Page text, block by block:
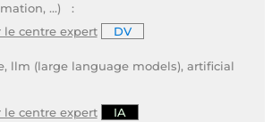
...) :
le centre expert DV
llm (large language models), artificial
le centre expert IA